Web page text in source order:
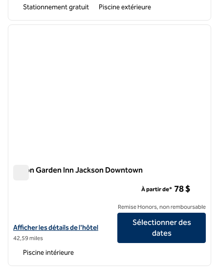
Stationnement gratuit Piscine extérieure
1 sur 12
Hilton Garden Inn Jackson Downtown
Afficher les détails de l'hôtel Hilton Garden Inn Jackson Downtown
Afficher les détails de l'hôtel
42,59 miles
À partir de* 78 $
Remise Honors, non remboursable
Sélectionner des
dates
Piscine intérieure